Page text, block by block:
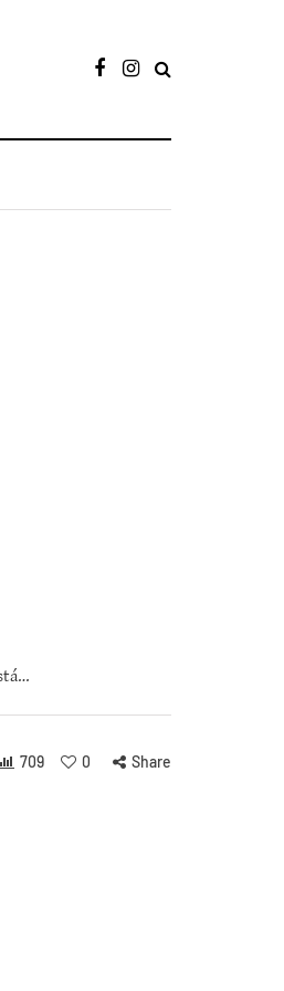
709 0 Share